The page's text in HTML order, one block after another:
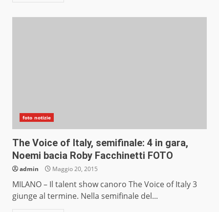
foto notizie
The Voice of Italy, semifinale: 4 in gara,
Noemi bacia Roby Facchinetti FOTO
admin Maggio 20, 2015
MILANO – Il talent show canoro The Voice of Italy 3
giunge al termine. Nella semifinale del...